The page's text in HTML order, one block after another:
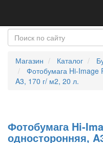
Магазин Каталог
Фотобумага Hi-Image
A3, 170 г/ м2, 20 л.
Фотобумага Hi-
односторонняя,